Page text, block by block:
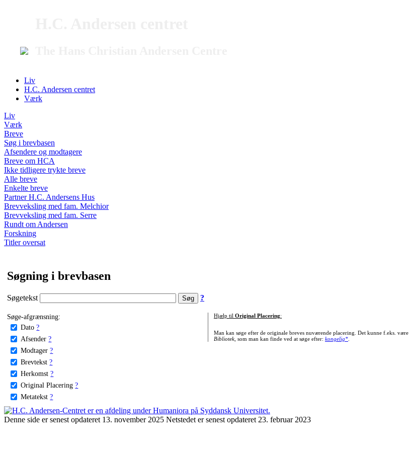
Liv
H.C. Andersen centret
Værk
Liv
Værk
Breve
Søg i brevbasen
Afsendere og modtagere
Breve om HCA
Ikke tidligere trykte breve
Alle breve
Enkelte breve
Partner H.C. Andersens Hus
Brevveksling med fam. Melchior
Brevveksling med fam. Serre
Rundt om Andersen
Forskning
Titler oversat
Søgning i brevbasen
Søgetekst ?
Søge-afgrænsning:
Dato ?
Afsender ?
Modtager ?
Brevtekst ?
Herkomst ?
Original Placering ?
Metatekst ?
Hjælp til Original Placering:
Man kan søge efter de originale breves nuværende placering. Det kunne f.eks. være
Bibliotek, som man kan finde ved at søge efter: kongelig*.
Denne side er senest opdateret 13. november 2025 Netstedet er senest opdateret 23. februar 2023